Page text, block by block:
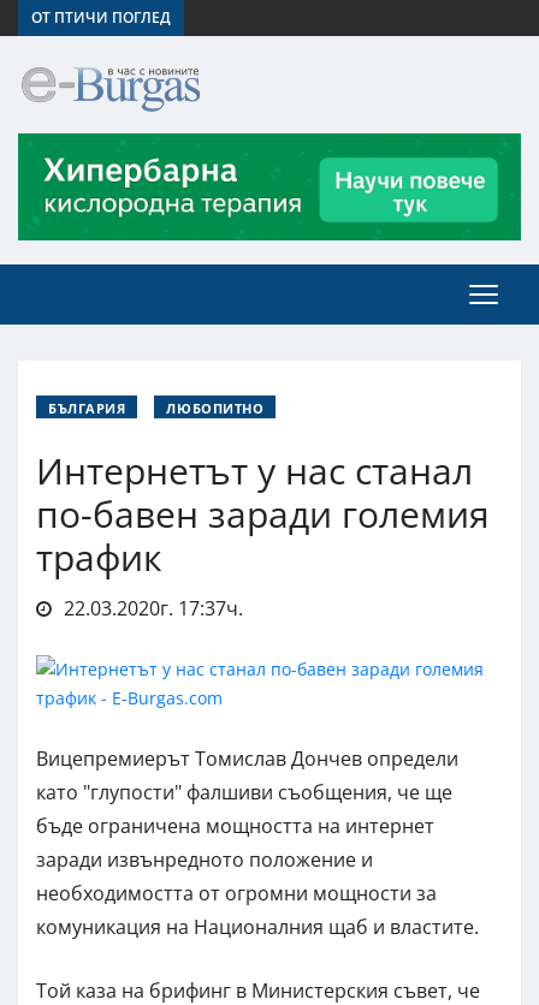
ОТ ПТИЧИ ПОГЛЕД
БЪЛГАРИЯ ЛЮБОПИТНО
Интернетът у нас станал
по-бавен заради големия
трафик
22.03.2020г. 17:37ч.
Вицепремиерът Томислав Дончев определи
като "глупости" фалшиви съобщения, че ще
бъде ограничена мощността на интернет
заради извънредното положение и
необходимостта от огромни мощности за
комуникация на Националния щаб и властите.
Той каза на брифинг в Министерския съвет, че